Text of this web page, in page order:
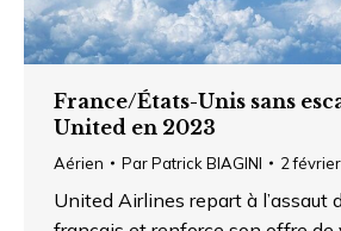
France/États-Unis sans
United en 2023
Aérien ParPatrick BIAGINI 2
United Airlines repart à l’assaut